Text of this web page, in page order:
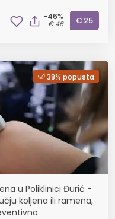
-46%
€ 46 € 25
38% popusta
u Poliklinici Đurić -
koljena ili ramena,